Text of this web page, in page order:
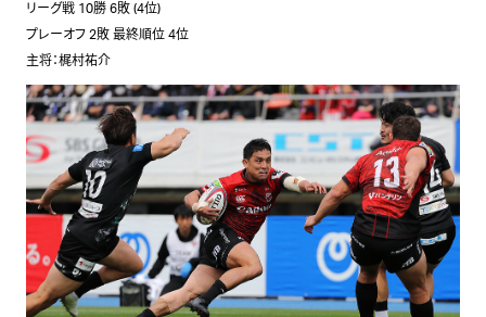
リーグ戦 10勝 6敗 (4位)
プレーオフ 2敗 最終順位 4位
主将：梶村祐介